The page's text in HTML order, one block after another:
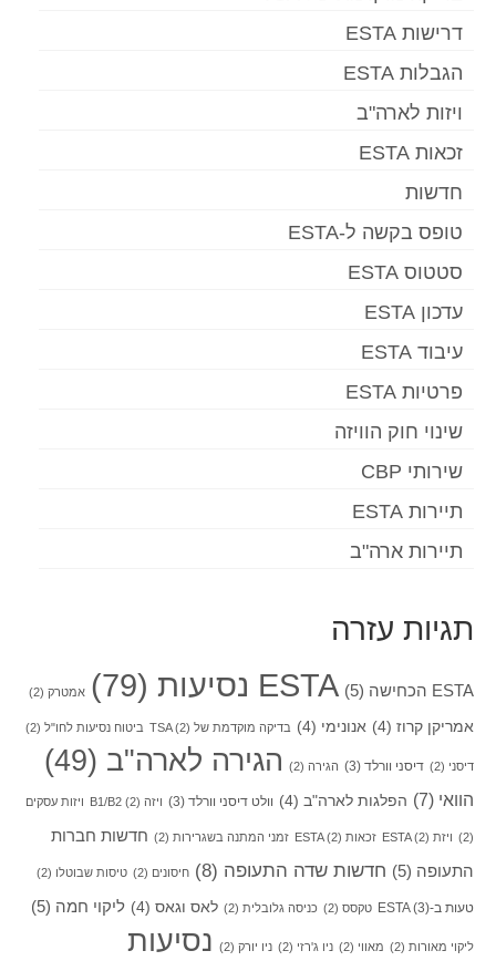
דרישות ESTA
הגבלות ESTA
ויזות לארה"ב
זכאות ESTA
חדשות
טופס בקשה ל-ESTA
סטטוס ESTA
עדכון ESTA
עיבוד ESTA
פרטיות ESTA
שינוי חוק הוויזה
שירותי CBP
תיירות ESTA
תיירות ארה"ב
תגיות עזרה
ESTA הכחישה (5) ESTA נסיעות (79) אמטרק (2)
אמריקן קרוז (4) אנונימי (4) בדיקה מוקדמת של TSA (2) ביטוח נסיעות לחו"ל (2)
דיסני (2) דיסני וורלד (3) הגירה (2) הגירה לארה"ב (49)
הוואי (7) הפלגות לארה"ב (4) וולט דיסני וורלד (3) ויזה B1/B2 (2) ויזות עסקים
(2) ויזת ESTA (2) זכאות ESTA (2) זמני המתנה בשגרירות (2)
חדשות חברות
התעופה (5) חדשות שדה התעופה (8) חיסונים (2) טיסות שבוטלו (2)
טעות ב-ESTA(3) טקסס (2) כניסה גלובלית (2) לאס וגאס (4) ליקוי חמה (5)
ליקוי מאורות (2) מאווי (2) ניו ג'רזי (2) ניו יורק (2)
נסיעות